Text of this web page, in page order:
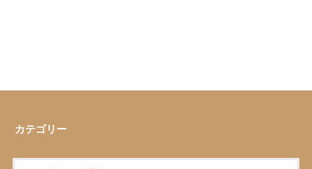
カテゴリー